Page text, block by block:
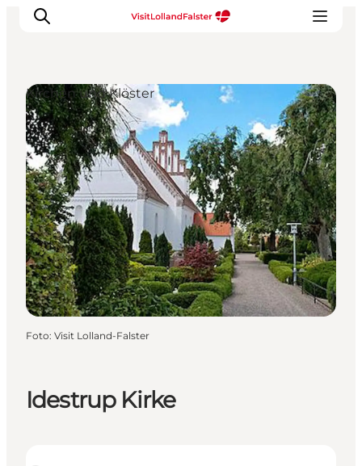
Natur und Outdoor
Familienurlaub
Kultur
Gastronomie
Urlaubsplaner
Idestrup Kirke
Kirchen und Klöster
Foto: Visit Lolland-Falster